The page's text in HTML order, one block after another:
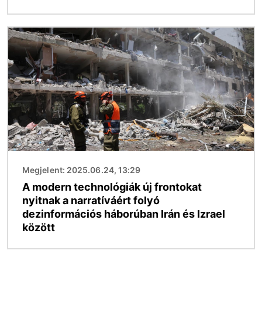
Kép
Megjelent: 2025.06.24, 13:29
A modern technológiák új frontokat
nyitnak a narratíváért folyó
dezinformációs háborúban Irán és Izrael
között